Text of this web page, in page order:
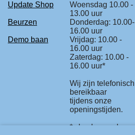
Update Shop
Woensdag 10.00 -
13.00 uur
Beurzen
Donderdag: 10.00-
16.00 uur
Demo baan
Vrijdag: 10.00 -
16.00 uur
Zaterdag: 10.00 -
16.00 uur*
Wij zijn telefonisch
bereikbaar
tijdens onze
openingstijden.
* check voor de